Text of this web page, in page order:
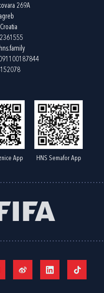
269A
App HNS Semafor App